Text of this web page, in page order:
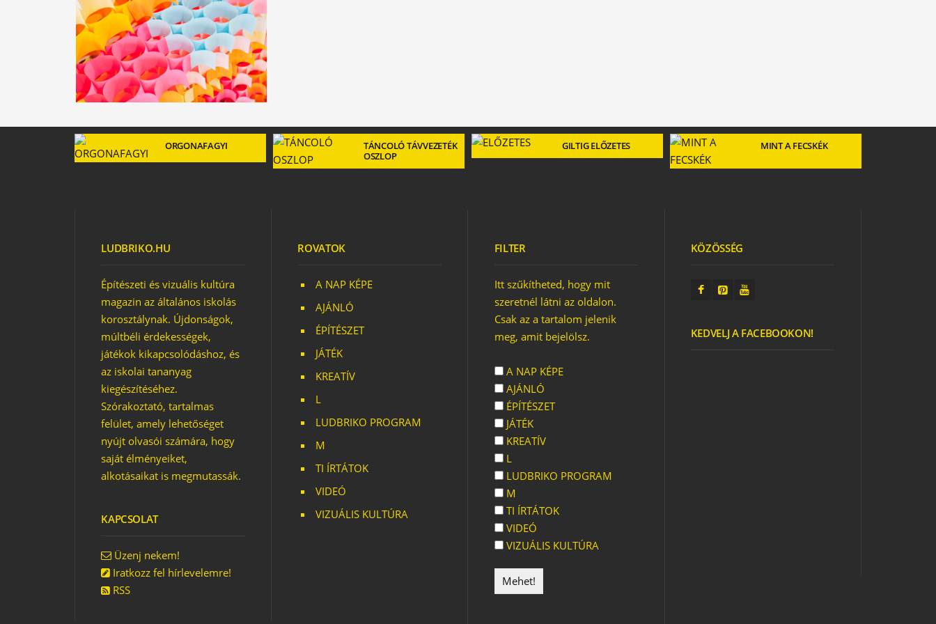
NE JEGYZETELJ, ÉPÍTS!
ORGONAFAGYI
TÁNCOLÓ TÁVVEZETÉK
OSZLOP
GILTIG ELŐZETES MINT A FECSKÉK
LUDBRIKO.HU
Építészeti és vizuális kultúra
magazin az általános iskolás
korosztálynak. Újdonságok,
múltbéli érdekességek,
játékok kikapcsolódáshoz, és
az iskolai tananyag
kiegészítéséhez.
Szórakoztató, tartalmas
felület, amely lehetőséget
nyújt olvasói számára, hogy
saját élményeiket,
alkotásaikat is megmutassák.
KAPCSOLAT
Üzenj nekem!
Iratkozz fel hírlevelemre!
RSS
ROVATOK
A NAP KÉPE
AJÁNLÓ
ÉPÍTÉSZET
JÁTÉK
KREATÍV
L
LUDBRIKO PROGRAM
M
TI ÍRTÁTOK
VIDEÓ
VIZUÁLIS KULTÚRA
FILTER
Itt szűkítheted, hogy mit
szeretnél látni az oldalon.
Csak az a tartalom jelenik
meg, amit bejelölsz.
A NAP KÉPE
AJÁNLÓ
ÉPÍTÉSZET
JÁTÉK
KREATÍV
L
LUDBRIKO PROGRAM
M
TI ÍRTÁTOK
VIDEÓ
VIZUÁLIS KULTÚRA
KÖZÖSSÉG
KEDVELJ A FACEBOOKON!